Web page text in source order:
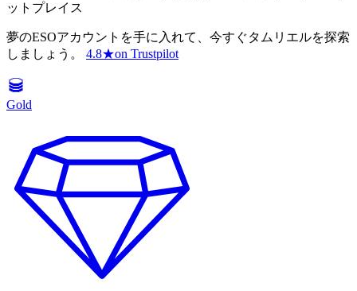
ットプレイス
夢のESOアカウントを手に入れて、今すぐタムリエルを探索
しましょう。
4.8★on Trustpilot
Gold